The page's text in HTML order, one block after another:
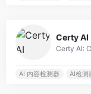
Certy AI
AI 内容检测器 AI检测